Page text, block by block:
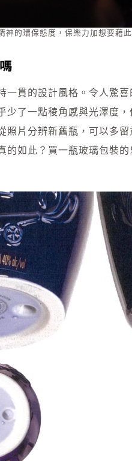
神的環保態度，保樂力加想要藉
一貫的設計風格。令人驚
少了一點稜角感與光澤度
照片分辨新舊瓶，可以多
的如此？買一瓶玻璃包裝